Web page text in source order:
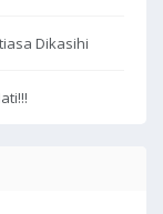
Dikasihi